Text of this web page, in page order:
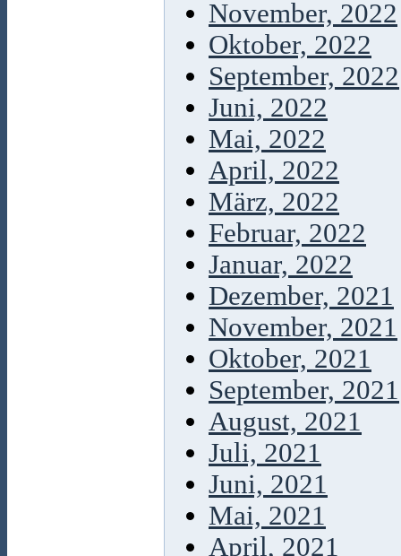
November, 2022
Oktober, 2022
September, 2022
Juni, 2022
Mai, 2022
April, 2022
März, 2022
Februar, 2022
Januar, 2022
Dezember, 2021
November, 2021
Oktober, 2021
September, 2021
August, 2021
Juli, 2021
Juni, 2021
Mai, 2021
April, 2021